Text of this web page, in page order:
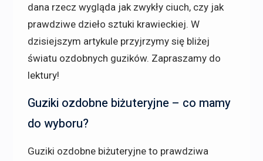
dana rzecz wygląda jak zwykły ciuch, czy jak
prawdziwe dzieło sztuki krawieckiej. W
dzisiejszym artykule przyjrzymy się bliżej
światu ozdobnych guzików. Zapraszamy do
lektury!
Guziki ozdobne biżuteryjne – co mamy
do wyboru?
Guziki ozdobne biżuteryjne to prawdziwa